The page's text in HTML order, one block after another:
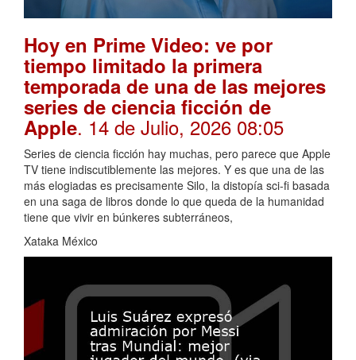
Hoy en Prime Video: ve por
tiempo limitado la primera
temporada de una de las mejores
series de ciencia ficción de
Apple. 14 de Julio, 2026 08:05
Series de ciencia ficción hay muchas, pero parece que Apple
TV tiene indiscutiblemente las mejores. Y es que una de las
más elogiadas es precisamente Silo, la distopía sci-fi basada
en una saga de libros donde lo que queda de la humanidad
tiene que vivir en búnkeres subterráneos,
Xataka México